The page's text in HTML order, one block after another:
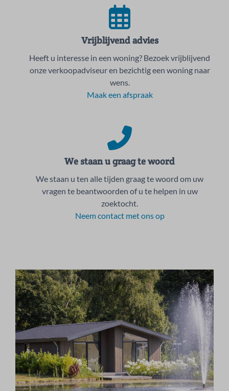
Vrijblijvend advies
Heeft u interesse in een woning? Bezoek vrijblijvend
onze verkoopadviseur en bezichtig een woning naar
wens.
Maak een afspraak
We staan u graag te woord
We staan u ten alle tijden graag te woord om uw
vragen te beantwoorden of u te helpen in uw
zoektocht.
Neem contact met ons op